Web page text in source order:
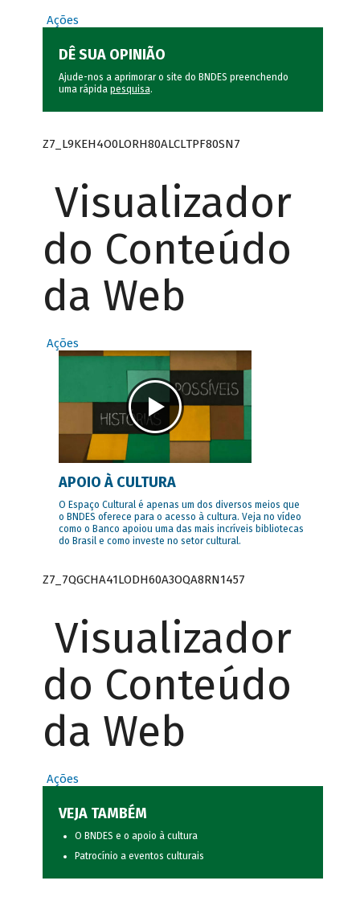
Ações
DÊ SUA OPINIÃO
Ajude-nos a aprimorar o site do BNDES preenchendo
uma rápida pesquisa.
Z7_L9KEH4O0LORH80ALCLTPF80SN7
Visualizador
do Conteúdo
da Web
Ações
APOIO À CULTURA
O Espaço Cultural é apenas um dos diversos meios que
o BNDES oferece para o acesso à cultura. Veja no vídeo
como o Banco apoiou uma das mais incríveis bibliotecas
do Brasil e como investe no setor cultural.
Z7_7QGCHA41LODH60A3OQA8RN1457
Visualizador
do Conteúdo
da Web
Ações
VEJA TAMBÉM
O BNDES e o apoio à cultura
Patrocínio a eventos culturais